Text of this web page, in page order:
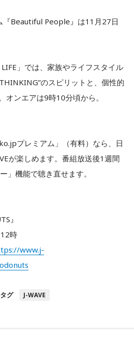
『Beautiful People』は11月27日
LIFE」では、家族やライフスタイル
のスピリットと、個性的
オンエアは9時10分頃から。
プレミアム」（有料）なら、日
が楽しめます。番組放送後1週間
」機能で聴き直せます。
』
時
www.j-
タグ J-WAVE